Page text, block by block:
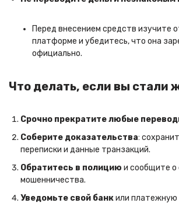
Перед внесением средств изучите
платформе и убедитесь, что она
официально.
Что делать, если вы стали
Срочно прекратите любые
Соберите доказательства:
переписки и данные транзакций.
Обратитесь в полицию и сообщите о
мошенничества.
Уведомьте свой банкили платежную